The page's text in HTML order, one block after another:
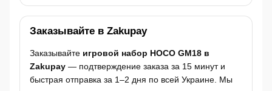
Заказывайте в Zakupay
Заказывайте игровой набор HOCO GM18 в
Zakupay — подтверждение заказа за 15 минут и
быстрая отправка за 1–2 дня по всей Украине. Мы